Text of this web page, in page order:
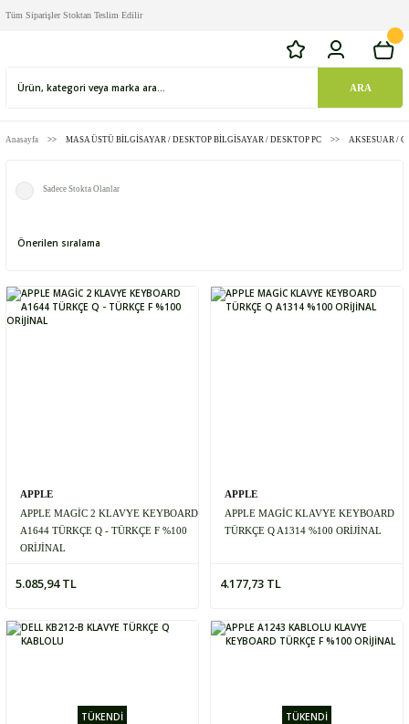
Tüm Siparişler Stoktan Teslim Edilir
ARA
Anasayfa MASA ÜSTÜ BİLGİSAYAR / DESKTOP BİLGİSAYAR / DESKTOP PC AKSESUAR /
Sadece Stokta Olanlar
APPLE
APPLE MAGİC 2 KLAVYE KEYBOARD
A1644 TÜRKÇE Q - TÜRKÇE F %100
ORİJİNAL
5.085,94 TL
APPLE
APPLE MAGİC KLAVYE KEYBOARD
TÜRKÇE Q A1314 %100 ORİJİNAL
4.177,73 TL
TÜKENDİ TÜKENDİ